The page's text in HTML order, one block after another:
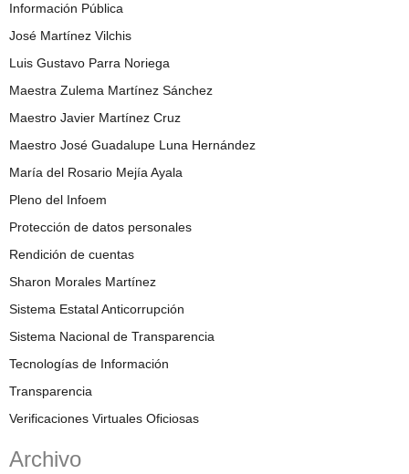
Información Pública
José Martínez Vilchis
Luis Gustavo Parra Noriega
Maestra Zulema Martínez Sánchez
Maestro Javier Martínez Cruz
Maestro José Guadalupe Luna Hernández
María del Rosario Mejía Ayala
Pleno del Infoem
Protección de datos personales
Rendición de cuentas
Sharon Morales Martínez
Sistema Estatal Anticorrupción
Sistema Nacional de Transparencia
Tecnologías de Información
Transparencia
Verificaciones Virtuales Oficiosas
Archivo